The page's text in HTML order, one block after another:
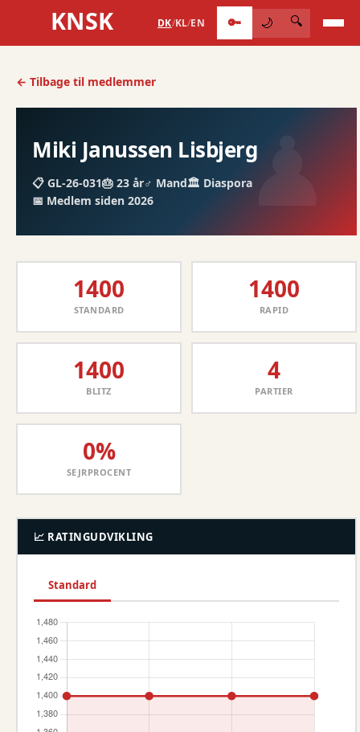
KNSK DK/KL/EN 🔑 🌙 🔍
← Tilbage til medlemmer
Miki Janussen Lisbjerg
📋 GL-26-031🎂 23 år♂️ Mand🏛️ Diaspora
📅 Medlem siden 2026
1400
STANDARD
1400
RAPID
1400
BLITZ
4
PARTIER
0%
SEJRPROCENT
📈 RATINGUDVIKLING
Standard